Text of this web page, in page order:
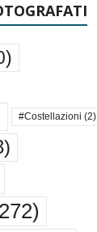
#Costellazioni (2)